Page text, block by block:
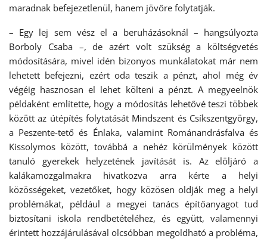
maradnak befejezetlenül, hanem jövőre folytatják.
– Egy lej sem vész el a beruházásoknál – hangsúlyozta
Borboly Csaba –, de azért volt szükség a költségvetés
módosítására, mivel idén bizonyos munkálatokat már nem
lehetett befejezni, ezért oda teszik a pénzt, ahol még év
végéig hasznosan el lehet költeni a pénzt. A megyeelnök
példaként említette, hogy a módosítás lehetővé teszi többek
között az útépítés folytatását Mindszent és Csíkszentgyörgy,
a Peszente-tető és Énlaka, valamint Románandrásfalva és
Kissolymos között, továbbá a nehéz körülmények között
tanuló gyerekek helyzetének javítását is. Az elöljáró a
kalákamozgalmakra hivatkozva arra kérte a helyi
közösségeket, vezetőket, hogy közösen oldják meg a helyi
problémákat, például a megyei tanács építőanyagot tud
biztosítani iskola rendbetételéhez, és együtt, valamennyi
érintett hozzájárulásával olcsóbban megoldható a probléma,